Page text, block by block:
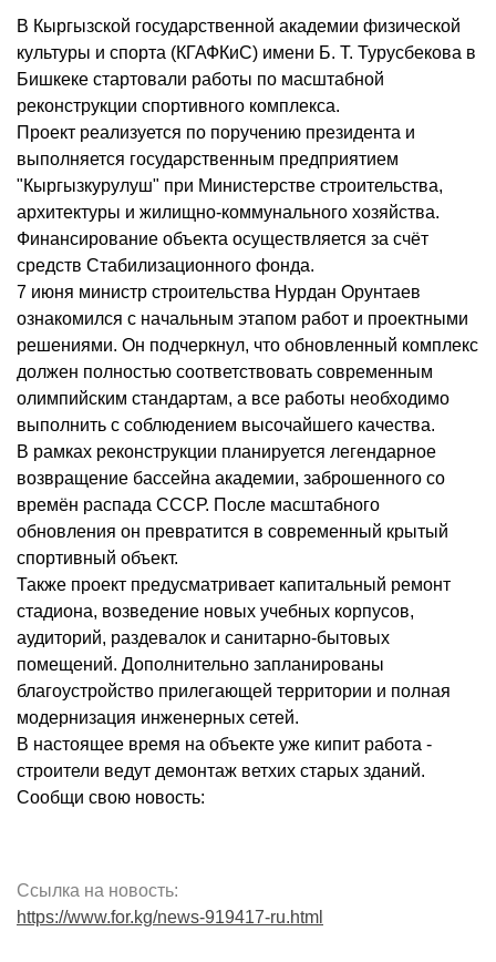
В Кыргызской государственной академии физической
культуры и спорта (КГАФКиС) имени Б. Т. Турусбекова в
Бишкеке стартовали работы по масштабной
реконструкции спортивного комплекса.
Проект реализуется по поручению президента и
выполняется государственным предприятием
"Кыргызкурулуш" при Министерстве строительства,
архитектуры и жилищно-коммунального хозяйства.
Финансирование объекта осуществляется за счёт
средств Стабилизационного фонда.
7 июня министр строительства Нурдан Орунтаев
ознакомился с начальным этапом работ и проектными
решениями. Он подчеркнул, что обновленный комплекс
должен полностью соответствовать современным
олимпийским стандартам, а все работы необходимо
выполнить с соблюдением высочайшего качества.
В рамках реконструкции планируется легендарное
возвращение бассейна академии, заброшенного со
времён распада СССР. После масштабного
обновления он превратится в современный крытый
спортивный объект.
Также проект предусматривает капитальный ремонт
стадиона, возведение новых учебных корпусов,
аудиторий, раздевалок и санитарно-бытовых
помещений. Дополнительно запланированы
благоустройство прилегающей территории и полная
модернизация инженерных сетей.
В настоящее время на объекте уже кипит работа -
строители ведут демонтаж ветхих старых зданий.
Сообщи свою новость:
Ссылка на новость:
https://www.for.kg/news-919417-ru.html